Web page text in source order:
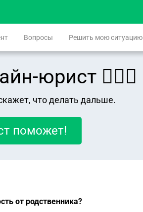
Вопросы Решить мою ситуацию
юрист 👨🏻‍⚖️
что делать дальше.
поможет!
от родственника?